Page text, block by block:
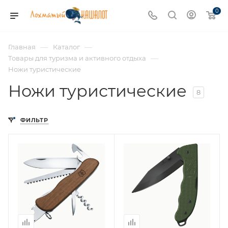
0
Главная — Каталог —
Товары для туризма и активного отдыха —
Ножи туристические
Ножи туристические 8
ФИЛЬТР